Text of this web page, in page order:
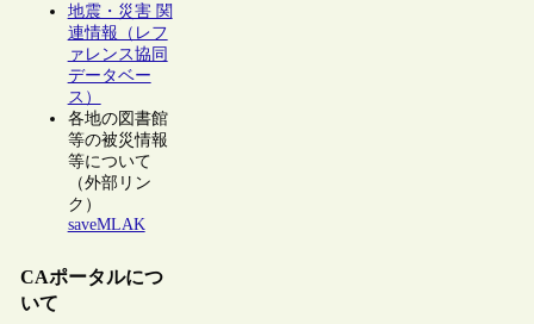
地震・災害 関
連情報（レフ
ァレンス協同
データベー
ス）
各地の図書館
等の被災情報
等について
（外部リン
ク）
saveMLAK
CAポータルにつ
いて